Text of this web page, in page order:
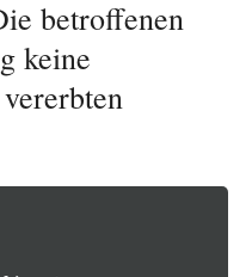
betroffenen
keine